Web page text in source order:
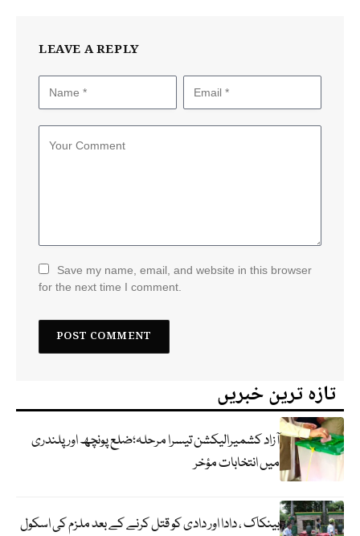
LEAVE A REPLY
Save my name, email, and website in this browser
for the next time I comment.
تازہ ترین خبریں
آزاد کشمیرالیکشن تیسرا مرحلہ؛ضلع پونچھ اور پلندری
میں انتخابات مؤخر
بینکاک ، دادا اور دادی کو قتل کرنے کے بعد ملزم کی اسکول